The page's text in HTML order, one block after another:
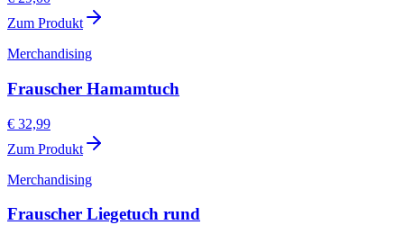
Zum Produkt
Merchandising
Frauscher Hamamtuch
€ 32,99
Zum Produkt
Merchandising
Frauscher Liegetuch rund